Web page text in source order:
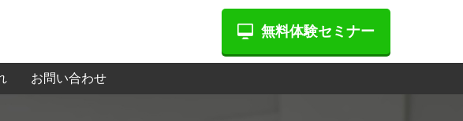
無料体験セミナー
お問い合わせ